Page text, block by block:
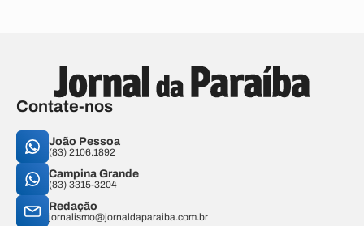
Contate-nos
João Pessoa
(83) 2106.1892
Campina Grande
(83) 3315-3204
Redação
jornalismo@jornaldaparaiba.com.br